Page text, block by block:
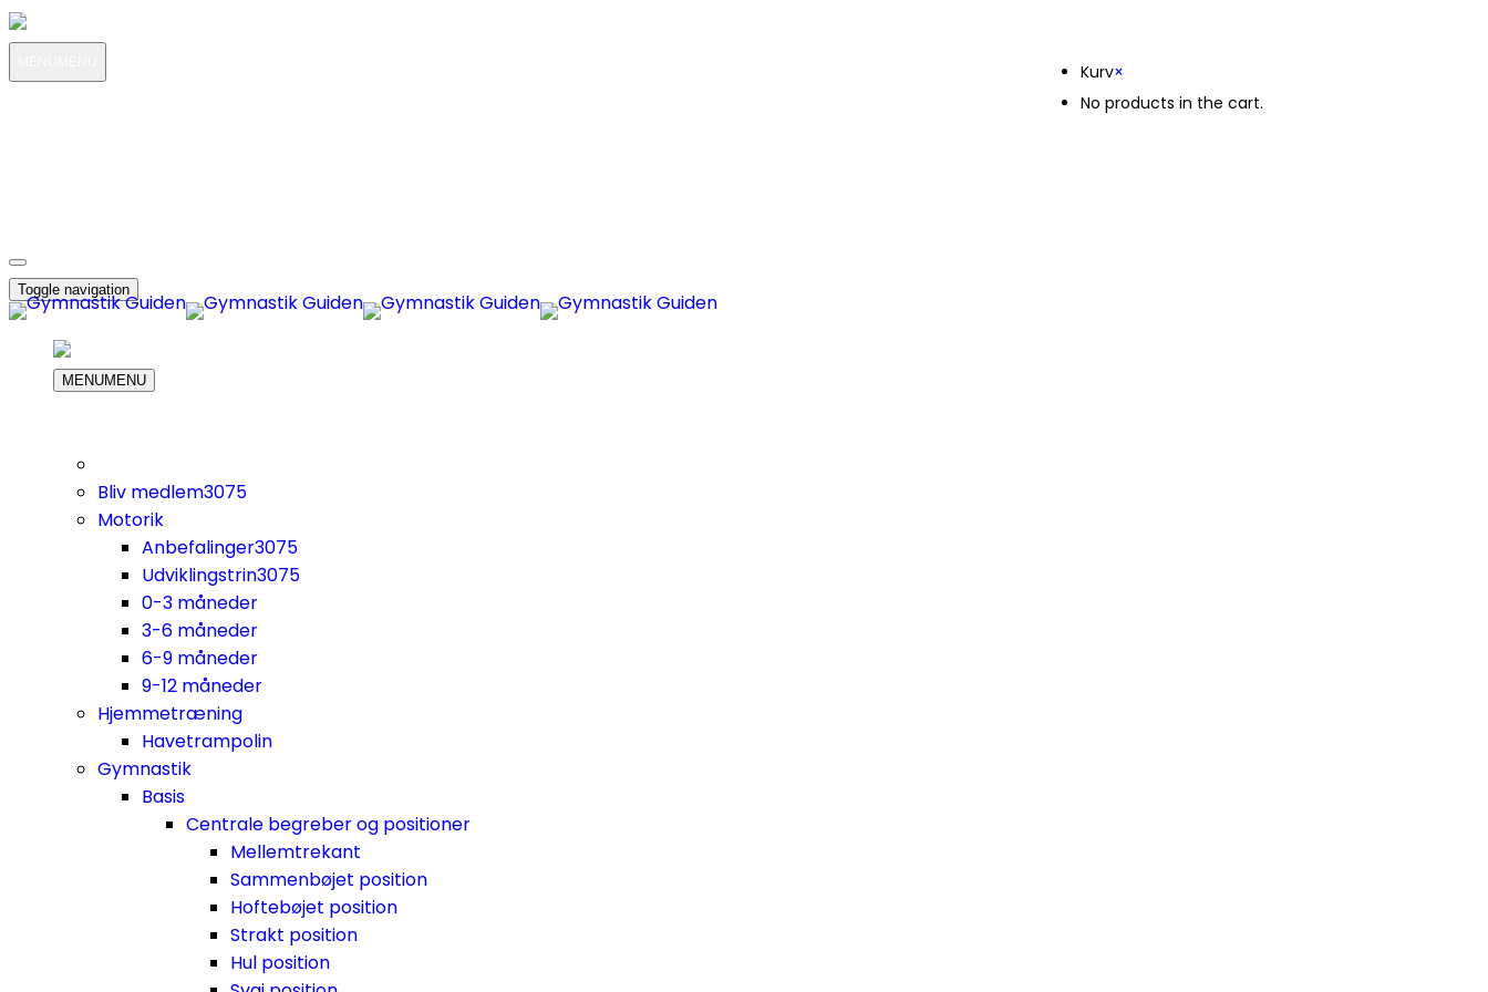
Kurv×
No products in the cart.
Toggle navigation
MENUMENU
Bliv medlem3075
Motorik
Anbefalinger3075
Udviklingstrin3075
0-3 måneder
3-6 måneder
6-9 måneder
9-12 måneder
Hjemmetræning
Havetrampolin
Gymnastik
Basis
Centrale begreber og positioner
Mellemtrekant
Sammenbøjet position
Hoftebøjet position
Strakt position
Hul position